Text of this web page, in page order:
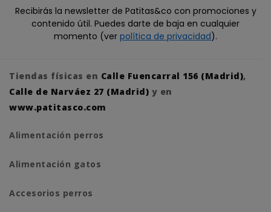
Recibirás la newsletter de Patitas&co con promociones y
contenido útil. Puedes darte de baja en cualquier
momento (ver política de privacidad).
Tiendas físicas en Calle Fuencarral 156 (Madrid),
Calle de Narváez 27 (Madrid) y en
www.patitasco.com
Alimentación perros
Alimentación gatos
Accesorios perros